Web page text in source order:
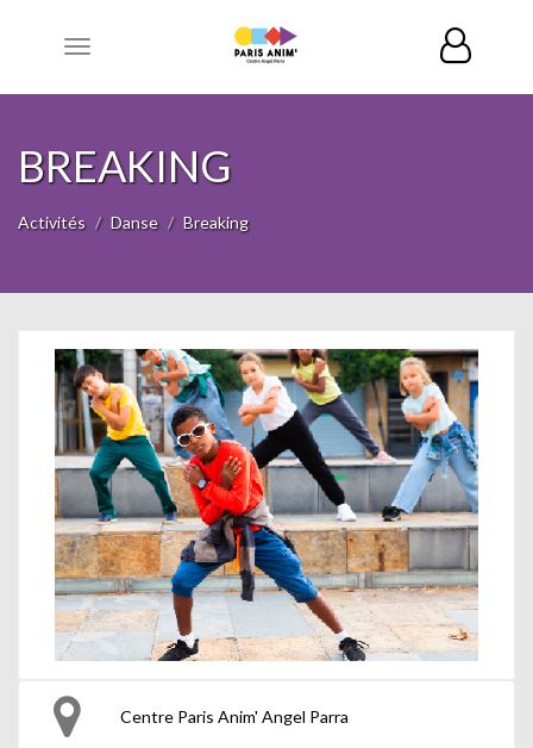
Toggle
BREAKING
Activités Danse Breaking
Centre Paris Anim' Angel Parra